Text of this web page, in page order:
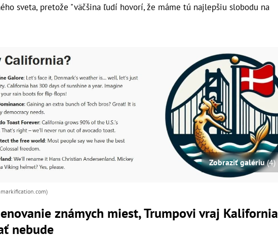
sveta, pretože "väčšina ľudí hovorí, že máme tú najlepšiu slobodu na
Zobraziť galériu(4)
známych miest, Trumpovi vraj Kalifornia
nebude